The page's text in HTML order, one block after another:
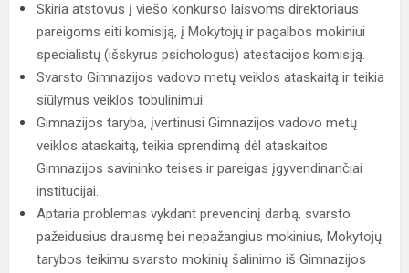
Skiria atstovus į viešo konkurso laisvoms direktoriaus
pareigoms eiti komisiją, į Mokytojų ir pagalbos mokiniui
specialistų (išskyrus psichologus) atestacijos komisiją.
Svarsto Gimnazijos vadovo metų veiklos ataskaitą ir teikia
siūlymus veiklos tobulinimui.
Gimnazijos taryba, įvertinusi Gimnazijos vadovo metų
veiklos ataskaitą, teikia sprendimą dėl ataskaitos
Gimnazijos savininko teises ir pareigas įgyvendinančiai
institucijai.
Aptaria problemas vykdant prevencinį darbą, svarsto
pažeidusius drausmę bei nepažangius mokinius, Mokytojų
tarybos teikimu svarsto mokinių šalinimo iš Gimnazijos